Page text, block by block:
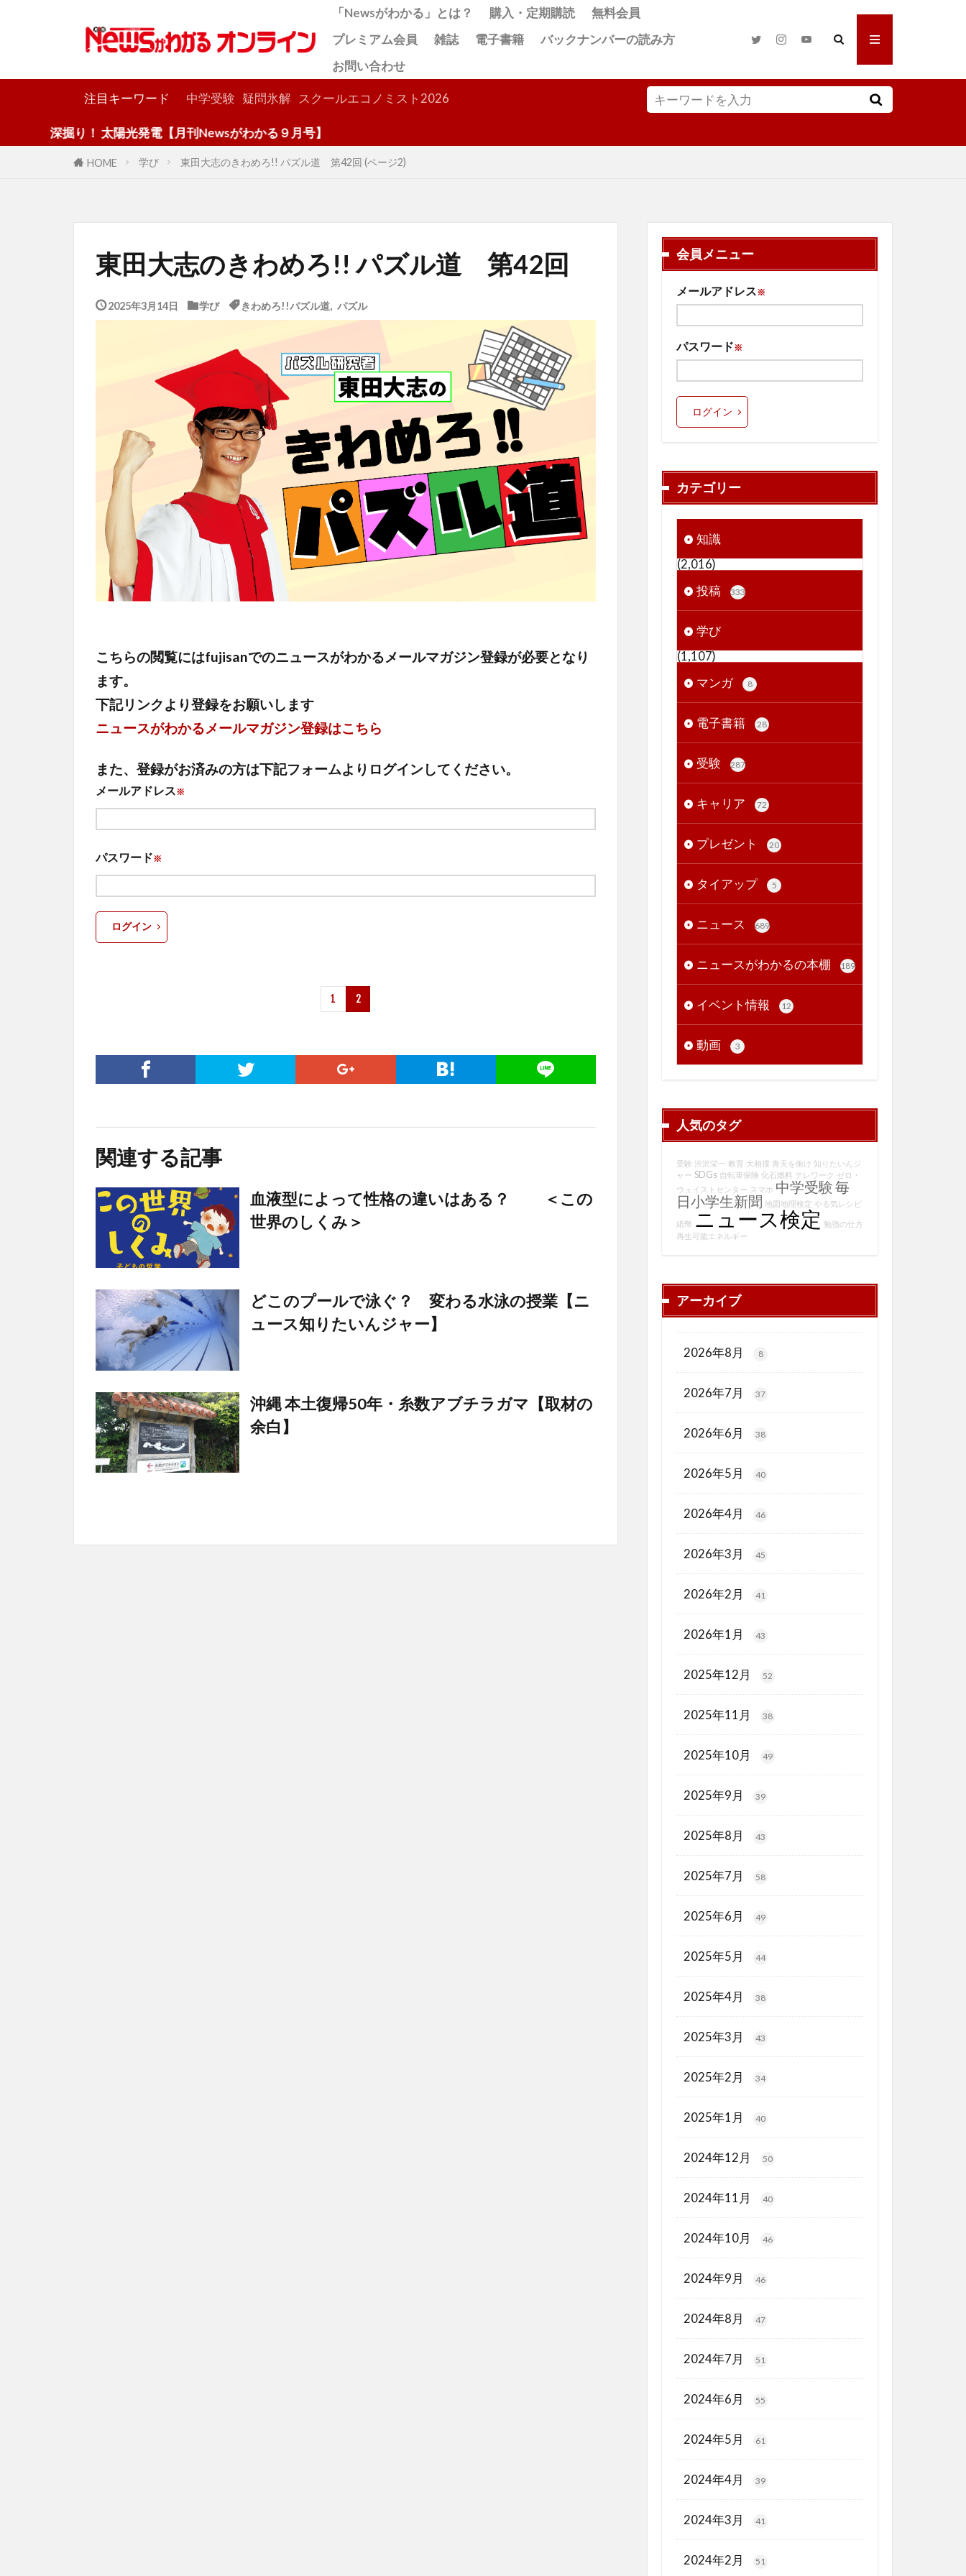
「Newsがわかる」とは？ 購入・定期購読
無料会員
プレミアム会員
雑誌 電子書籍
バックナンバーの読み方
お問い合わせ
注目キーワード 中学受験 疑問氷解 スクールエコノミスト2026
り！ 太陽光発電【月刊Newsがわかる９月号】
HOME 学び 東田大志のきわめろ!! パズル道 第42回 (ページ2)
東田大志のきわめろ!! パズル道 第42回
2025年3月14日 学び きわめろ!!パズル道, パズル
こちらの閲覧にはfujisanでのニュースがわかるメールマガジン登録が必要となり
ます。
下記リンクより登録をお願いします
ニュースがわかるメールマガジン登録はこちら
また、登録がお済みの方は下記フォームよりログインしてください。
メールアドレス※
パスワード※
ログイン
1 2
関連する記事
血液型によって性格の違いはある？ ＜この
世界のしくみ＞
どこのプールで泳ぐ？ 変わる水泳の授業【ニ
ュース知りたいんジャー】
沖縄 本土復帰50年・糸数アブチラガマ【取材の
余白】
会員メニュー
メールアドレス※
パスワード※
ログイン
カテゴリー
知識
(2,016)
投稿
333
学び
(1,107)
マンガ
8
電子書籍 28
受験 287
キャリア 72
プレゼント 20
タイアップ 5
ニュース 689
ニュースがわかるの本棚 189
イベント情報 12
動画 3
人気のタグ
受験 渋沢栄一 教育 大相撲 青天を衝け 知りたいんジ
ャー SDGs 自転車保険 化石燃料 テレワーク ゼロ・
ウェイストセンター スマホ 中学受験毎
日小学生新聞 地図地理検定 やる気レシピ
紙幣 ニュース検定 勉強の仕方
再生可能エネルギー
アーカイブ
2026年8月 8
2026年7月 37
2026年6月 38
2026年5月 40
2026年4月 46
2026年3月 45
2026年2月 41
2026年1月 43
2025年12月 52
2025年11月 38
2025年10月 49
2025年9月 39
2025年8月 43
2025年7月 58
2025年6月 49
2025年5月 44
2025年4月 38
2025年3月 43
2025年2月 34
2025年1月 40
2024年12月 50
2024年11月 40
2024年10月 46
2024年9月 46
2024年8月 47
2024年7月 51
2024年6月 55
2024年5月 61
2024年4月 39
2024年3月 41
2024年2月 51
検索